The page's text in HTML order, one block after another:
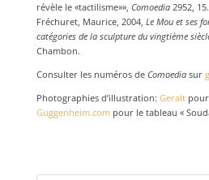
révèle le «tactilisme»», Comoedia2952,
Fréchuret, Maurice, 2004, Le Mou et ses
catégories de la sculpture du vingtième
Chambon.
Consulter les numéros de Comoediasur
Photographies d’illustration: Geraltpour
Guggenheim.compour le tableau «